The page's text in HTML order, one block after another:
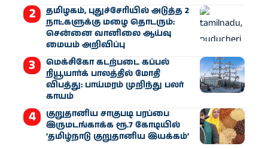
தமிழகம், புதுச்சேரியில் அடுத்த 2
நாட்களுக்கு மழை தொடரும்:
சென்னை வானிலை ஆய்வு
மையம் அறிவிப்பு
மெக்சிகோ கடற்படை கப்பல்
நியூயார்க் பாலத்தில் மோதி
விபத்து: பாய்மரம் முறிந்து பலர்
காயம்
குறுதானிய சாகுபடி பரப்பை
இருமடங்காக்க ரூ.7 கோடியில்
‘தமிழ்நாடு குறுதானிய இயக்கம்’